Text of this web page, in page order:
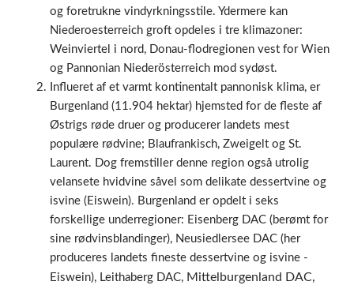
og foretrukne vindyrkningsstile. Ydermere kan
Niederoesterreich groft opdeles i tre klimazoner:
Weinviertel i nord, Donau-flodregionen vest for Wien
og Pannonian Niederösterreich mod sydøst.
Influeret af et varmt kontinentalt pannonisk klima, er
Burgenland (11.904 hektar) hjemsted for de fleste af
Østrigs røde druer og producerer landets mest
populære rødvine; Blaufrankisch, Zweigelt og St.
Laurent. Dog fremstiller denne region også utrolig
velansete hvidvine såvel som delikate dessertvine og
isvine (Eiswein). Burgenland er opdelt i seks
forskellige underregioner: Eisenberg DAC (berømt for
sine rødvinsblandinger), Neusiedlersee DAC (her
produceres landets fineste dessertvine og isvine -
Eiswein), Leithaberg DAC, Mittelburgenland DAC,